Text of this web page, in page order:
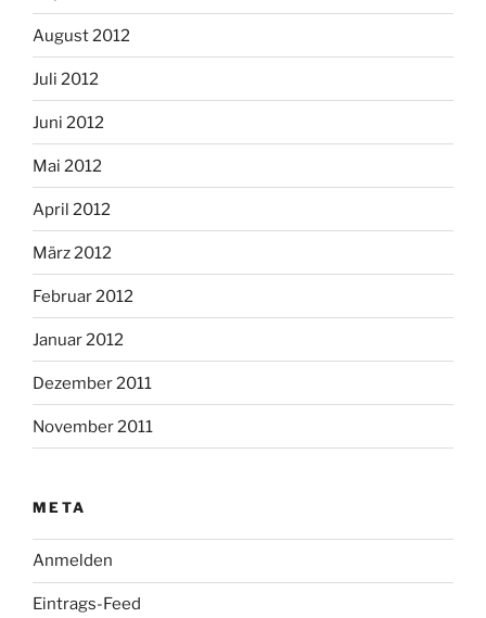
August 2012
Juli 2012
Juni 2012
Mai 2012
April 2012
März 2012
Februar 2012
Januar 2012
Dezember 2011
November 2011
META
Anmelden
Eintrags-Feed